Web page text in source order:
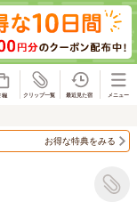
お得な特典をみる